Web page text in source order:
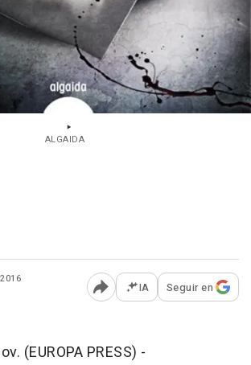
ALGAIDA
Abrir opciones para
IA Seguir en
(EUROPA PRESS) -